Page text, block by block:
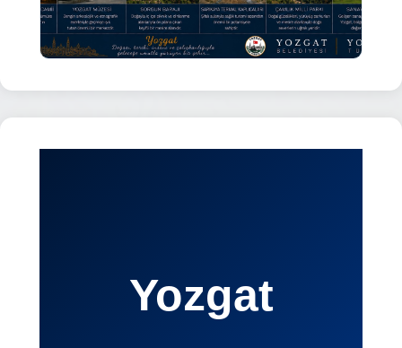
Yozgat